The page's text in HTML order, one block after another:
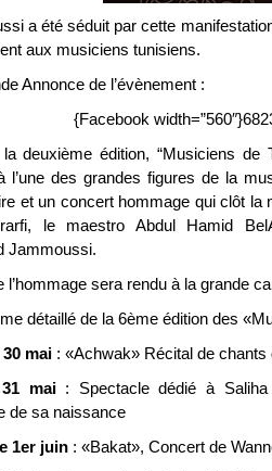
a été séduit par cette
aux musiciens tunisiens.
Annonce de l’évènement :
{Facebook
deuxième édition, “Musiciens de
l’une des grandes figures de la
et un concert hommage qui clôt la
le maestro Abdul Hamid
Jammoussi.
l’hommage sera rendu à la grande
détaillé de la 6ème édition des
mai : «Achwak» Récital de chants
mai: Spectacle dédié à Saliha
de sa naissance
1er juin : «Bakat», Concert de